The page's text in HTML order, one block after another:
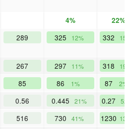
4% 22%
289 325 12% 332
267 297 11% 318
85 86 1% 87 2%
0.56 0.445 21% 0.27
516 730 41% 1230